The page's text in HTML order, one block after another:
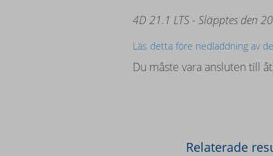
4D 21.1 LTS - Släpptes den
Läs detta före nedladdning av
Du måste vara ansluten till
Relaterade